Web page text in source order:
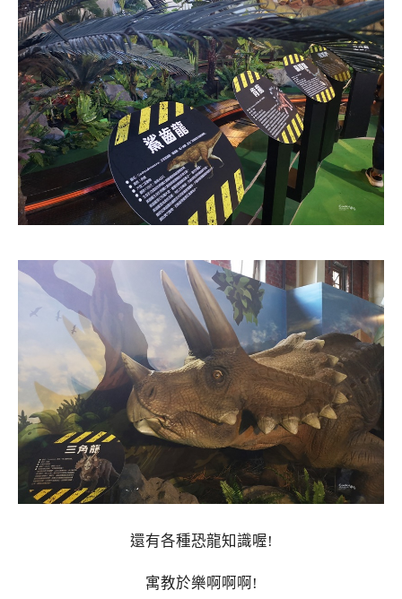
還有各種恐龍知識喔!
寓教於樂啊啊啊!